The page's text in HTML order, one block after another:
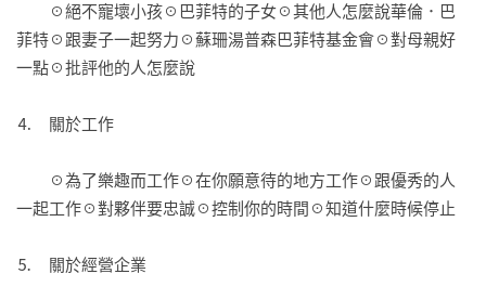
——羅伯特‧海格斯壯（Robert G. Hagstrom）／李格梅森資本
管理公司（Legg Mason Capital Management）資深副總裁、
《巴菲特勝券在握》（The Warren Buffett Way）作者
想要追尋事業、投資與生活成功的人，千萬不可錯過本書，巴
——史帝夫‧賀爾本（Steve Halpern）／
www.thestockadvisor.com編輯
☉絕不寵壞小孩☉巴菲特的子女☉其他人怎麼說華倫．巴
菲特☉跟妻子一起努力☉蘇珊湯普森巴菲特基金會☉對母親好
一點☉批評他的人怎麼說
⒋　關於工作
☉為了樂趣而工作☉在你願意待的地方工作☉跟優秀的人
一起工作☉對夥伴要忠誠☉控制你的時間☉知道什麼時候停止
⒌　關於經營企業